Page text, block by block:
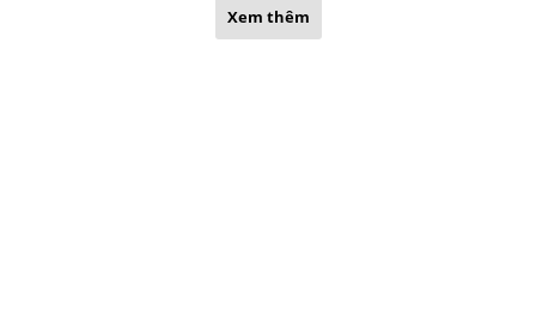
Xem thêm